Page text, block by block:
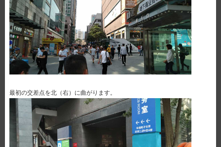
最初の交差点を北（右）に曲がります。